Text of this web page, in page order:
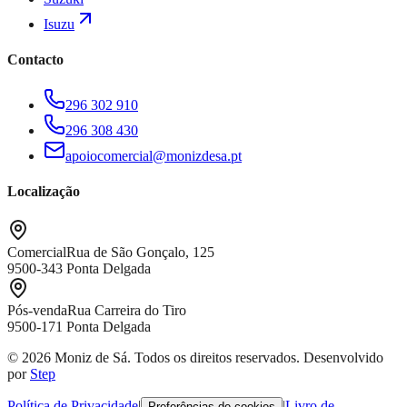
Isuzu
Contacto
296 302 910
296 308 430
apoiocomercial@monizdesa.pt
Localização
ComercialRua de São Gonçalo, 125
9500-343 Ponta Delgada
Pós-vendaRua Carreira do Tiro
9500-171 Ponta Delgada
© 2026 Moniz de Sá. Todos os direitos reservados. Desenvolvido
por Step